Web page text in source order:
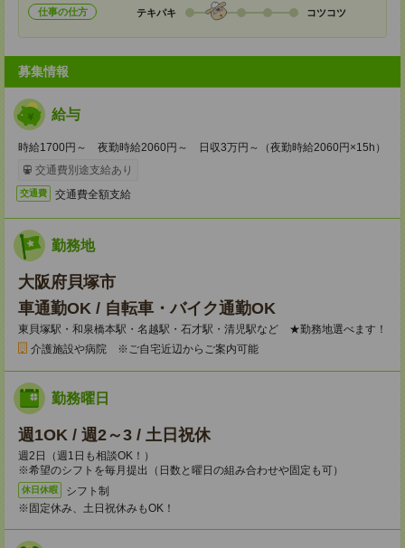
仕事の仕方 テキパキ コツコツ
募集情報
給与
時給1700円～ 夜勤時給2060円～ 日収3万円～（夜勤時給2060円×15h）
交通費別途支給あり
交通費 交通費全額支給
勤務地
大阪府貝塚市
車通勤OK / 自転車・バイク通勤OK
東貝塚駅・和泉橋本駅・名越駅・石才駅・清児駅など ★勤務地選べます！
介護施設や病院 ※ご自宅近辺からご案内可能
勤務曜日
週1OK / 週2～3 / 土日祝休
週2日（週1日も相談OK！）
※希望のシフトを毎月提出（日数と曜日の組み合わせや固定も可）
休日休暇
シフト制
※固定休み、土日祝休みもOK！